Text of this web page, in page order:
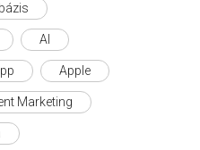
AI
Apple
Marketing